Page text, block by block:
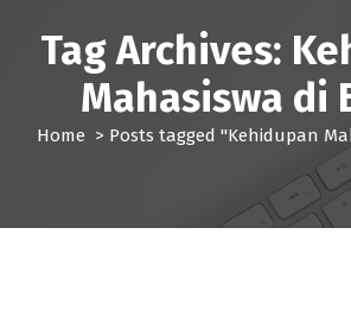
Tag Archives:
Mahasiswa di
Home > Posts tagged "Kehidupan